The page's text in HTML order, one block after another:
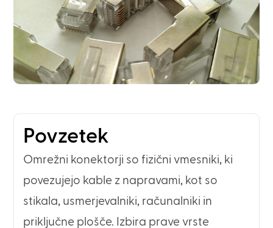
Povzetek
Omrežni konektorji so fizični vmesniki, ki
povezujejo kable z napravami, kot so
stikala, usmerjevalniki, računalniki in
priključne plošče. Izbira prave vrste